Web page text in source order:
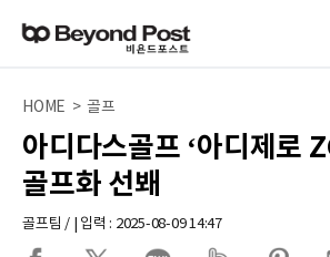
HOME > 골프
아디다스골프 ‘아디제로
골프화 선봬
골프팀 / | 입력 : 2025-08-09 14:47